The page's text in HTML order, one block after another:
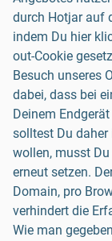
durch Hotjar auf
indem Du hier
out-Cookie
Besuch unseres
dabei, dass bei
Deinem
solltest Du daher
wollen, musst
erneut setzen.
Domain, pro
verhindert die
Wie man